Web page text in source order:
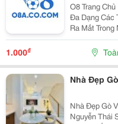
O8 Trang
Đa Dạng
Ra Mắt
Trường Châu
Động Theo
1.000₫
Nhà Đẹp
Nhà Đẹp Gò
Nguyễn Thái